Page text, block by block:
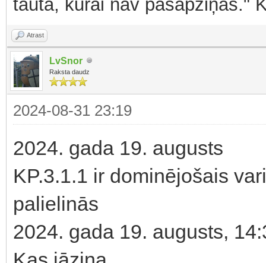
tauta, kurai nav pašapziņas."
Atrast
LvSnor
Raksta daudz
2024-08-31 23:19
2024. gada 19. augusts
KP.3.1.1 ir dominējošais
palielinās
2024. gada 19. augusts,